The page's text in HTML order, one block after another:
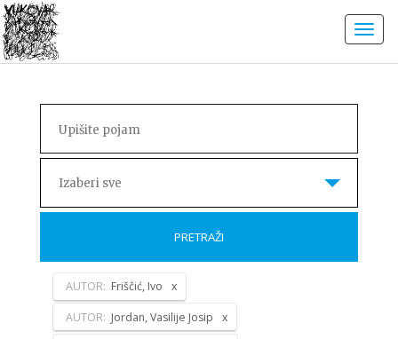
Izaberi sve
PRETRAŽI
AUTOR: Friščić, Ivo
AUTOR: Jordan, Vasilije Josip